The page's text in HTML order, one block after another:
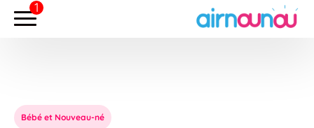
Bébé et Nouveau-né